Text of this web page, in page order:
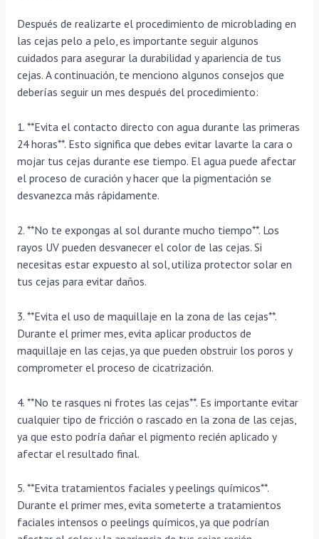
Después de realizarte el procedimiento de microblading en
las cejas pelo a pelo, es importante seguir algunos
cuidados para asegurar la durabilidad y apariencia de tus
cejas. A continuación, te menciono algunos consejos que
deberías seguir un mes después del procedimiento:
1. **Evita el contacto directo con agua durante las primeras
24 horas**. Esto significa que debes evitar lavarte la cara o
mojar tus cejas durante ese tiempo. El agua puede afectar
el proceso de curación y hacer que la pigmentación se
desvanezca más rápidamente.
2. **No te expongas al sol durante mucho tiempo**. Los
rayos UV pueden desvanecer el color de las cejas. Si
necesitas estar expuesto al sol, utiliza protector solar en
tus cejas para evitar daños.
3. **Evita el uso de maquillaje en la zona de las cejas**.
Durante el primer mes, evita aplicar productos de
maquillaje en las cejas, ya que pueden obstruir los poros y
comprometer el proceso de cicatrización.
4. **No te rasques ni frotes las cejas**. Es importante evitar
cualquier tipo de fricción o rascado en la zona de las cejas,
ya que esto podría dañar el pigmento recién aplicado y
afectar el resultado final.
5. **Evita tratamientos faciales y peelings químicos**.
Durante el primer mes, evita someterte a tratamientos
faciales intensos o peelings químicos, ya que podrían